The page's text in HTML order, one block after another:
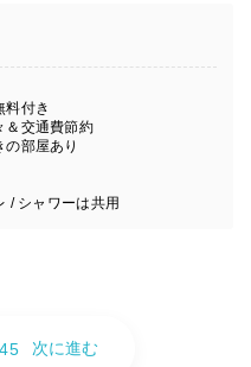
料付き
＆交通費節約
部屋あり
/ シャワーは共用
45 次に進む